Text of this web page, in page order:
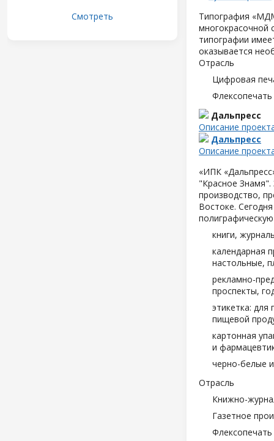
Смотреть
Типография
многокрасочной
типографии
оказывается
Отрасль
Цифровая
Дальпресс
Описание
Дальпресс
Описание
«ИПК
"Красное Знамя".
производство,
Востоке.
книги,
календарная
настольные,
рекламно-
проспекты,
этикетка:
пищевой
картонная
и
черно-белые
Отрасль
Книжно-
Газетное